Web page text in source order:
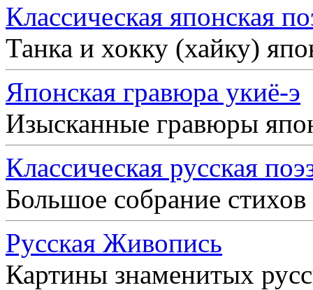
Классическая японская
Танка и хокку (хайку)
Японская гравюра укиё-э
Изысканные гравюры
Классическая русская
Большое собрание
Русская Живопись
Картины знаменитых